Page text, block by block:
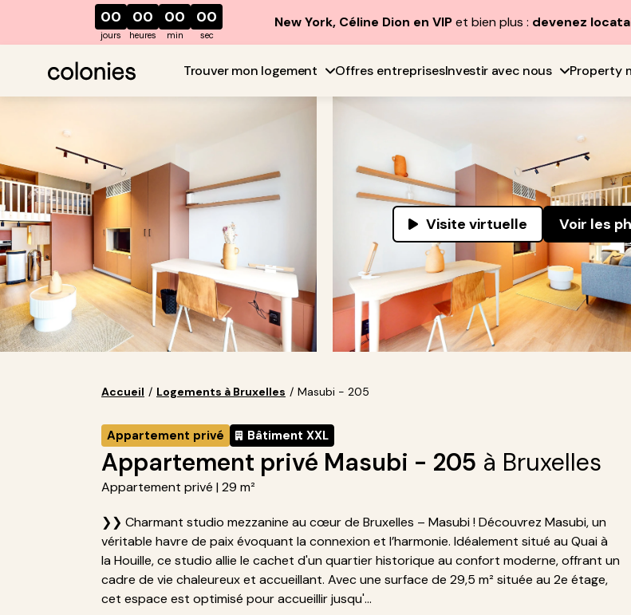
00
jours
00
heures
00
min
00
sec
New York, Céline Dion en VIPet bien plus : devenez
Trouver mon logement Offres entreprisesInvestir avec nous Property
Visite virtuelle Voir les
Accueil / Logements à Bruxelles / Masubi - 205
Appartement privé Bâtiment XXL
Appartement privé Masubi - 205 à Bruxelles
Appartement privé | 29 m²
❯❯ Charmant studio mezzanine au cœur de Bruxelles – Masubi ! Découvrez Masubi, un
véritable havre de paix évoquant la connexion et l’harmonie. Idéalement situé au Quai à
la Houille, ce studio allie le cachet d'un quartier historique au confort moderne, offrant un
cadre de vie chaleureux et accueillant. Avec une surface de 29,5 m² située au 2e étage,
cet espace est optimisé pour accueillir jusqu'...